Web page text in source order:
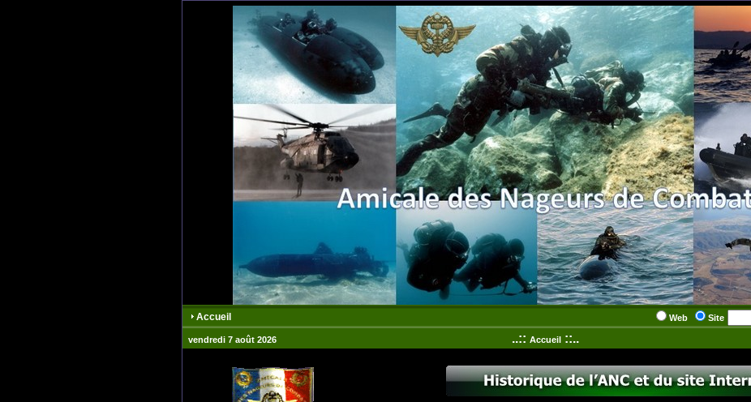
Accueil Web Site
vendredi 7 août 2026 ..:: Accueil ::..